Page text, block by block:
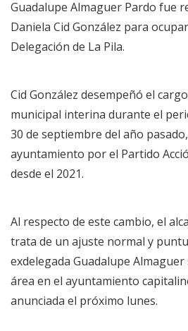
Guadalupe Almaguer Pardo fue
Daniela Cid González para
Delegación de La Pila.
Cid González desempeñó el
municipal interina durante el
30 de septiembre del año
ayuntamiento por el Partido
desde el 2021.
Al respecto de este cambio, el
trata de un ajuste normal y
exdelegada Guadalupe
área en el ayuntamiento
anunciada el próximo lunes.